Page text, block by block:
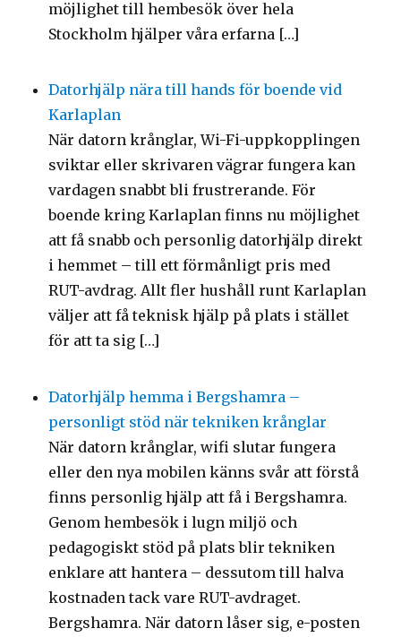
möjlighet till hembesök över hela
Stockholm hjälper våra erfarna […]
Datorhjälp nära till hands för boende vid
Karlaplan
När datorn krånglar, Wi-Fi-uppkopplingen
sviktar eller skrivaren vägrar fungera kan
vardagen snabbt bli frustrerande. För
boende kring Karlaplan finns nu möjlighet
att få snabb och personlig datorhjälp direkt
i hemmet – till ett förmånligt pris med
RUT-avdrag. Allt fler hushåll runt Karlaplan
väljer att få teknisk hjälp på plats i stället
för att ta sig […]
Datorhjälp hemma i Bergshamra –
personligt stöd när tekniken krånglar
När datorn krånglar, wifi slutar fungera
eller den nya mobilen känns svår att förstå
finns personlig hjälp att få i Bergshamra.
Genom hembesök i lugn miljö och
pedagogiskt stöd på plats blir tekniken
enklare att hantera – dessutom till halva
kostnaden tack vare RUT-avdraget.
Bergshamra. När datorn låser sig, e-posten